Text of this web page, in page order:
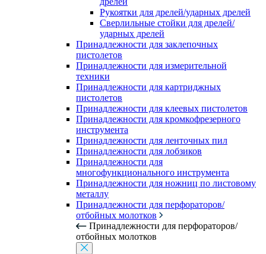
Рукоятки для дрелей/ударных дрелей
Сверлильные стойки для дрелей/
ударных дрелей
Принадлежности для заклепочных
пистолетов
Принадлежности для измерительной
техники
Принадлежности для картриджных
пистолетов
Принадлежности для клеевых пистолетов
Принадлежности для кромкофрезерного
инструмента
Принадлежности для ленточных пил
Принадлежности для лобзиков
Принадлежности для
многофункционального инструмента
Принадлежности для ножниц по листовому
металлу
Принадлежности для перфораторов/
отбойных молотков
Принадлежности для перфораторов/
отбойных молотков